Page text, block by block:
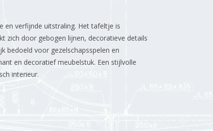
en verfijnde uitstraling. Het tafeltje is
zich door gebogen lijnen, decoratieve details
bedoeld voor gezelschapsspelen en
en decoratief meubelstuk. Een stijlvolle
interieur.